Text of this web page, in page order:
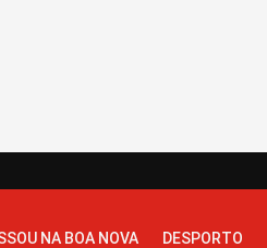
NA BOA NOVA DESPORTO